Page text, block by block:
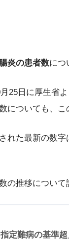
炎の患者数につ
25日に厚生省よ
についても、
れた最新の数
の推移につい
指定難病の基準